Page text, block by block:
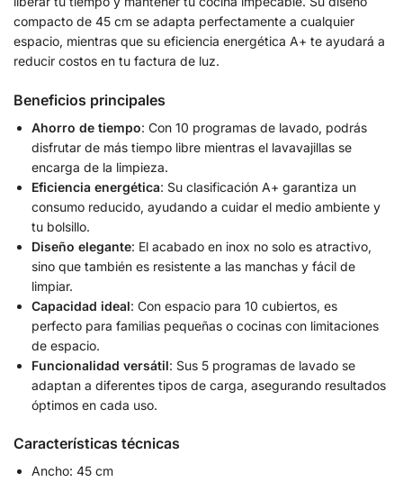
compacto de 45 cm se adapta perfectamente a cualquier
espacio, mientras que su eficiencia energética A+ te ayudará a
reducir costos en tu factura de luz.
Beneficios principales
Ahorro de tiempo: Con 10 programas de lavado, podrás
disfrutar de más tiempo libre mientras el lavavajillas se
encarga de la limpieza.
Eficiencia energética: Su clasificación A+ garantiza un
consumo reducido, ayudando a cuidar el medio ambiente y
tu bolsillo.
Diseño elegante: El acabado en inox no solo es atractivo,
sino que también es resistente a las manchas y fácil de
limpiar.
Capacidad ideal: Con espacio para 10 cubiertos, es
perfecto para familias pequeñas o cocinas con limitaciones
de espacio.
Funcionalidad versátil: Sus 5 programas de lavado se
adaptan a diferentes tipos de carga, asegurando resultados
óptimos en cada uso.
Características técnicas
Ancho: 45 cm